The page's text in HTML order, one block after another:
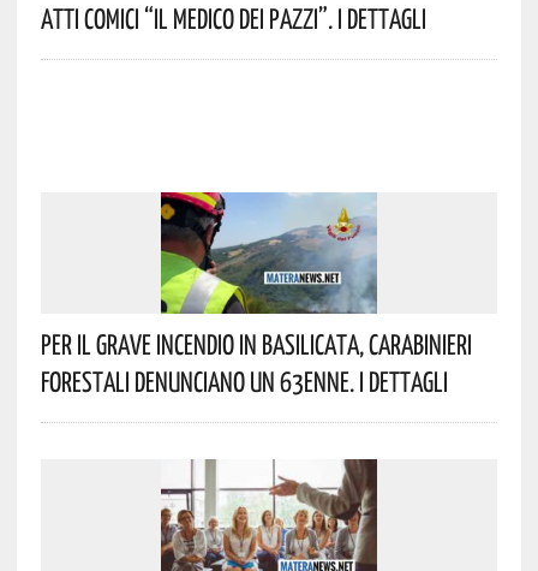
Atti Comici “Il Medico Dei Pazzi”. I Dettagli
Per Il Grave Incendio In Basilicata, Carabinieri
Forestali Denunciano Un 63enne. I Dettagli